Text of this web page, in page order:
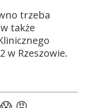
trzeba
także
w Rzeszowie.